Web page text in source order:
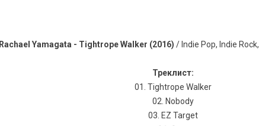
Rachael Yamagata - Tightrope Walker (2016) / Indie Pop, Indie
Треклист:
01. Tightrope Walker
02. Nobody
03. EZ Target